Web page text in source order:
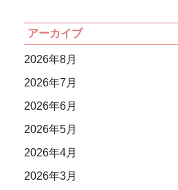
アーカイブ
2026年8月
2026年7月
2026年6月
2026年5月
2026年4月
2026年3月